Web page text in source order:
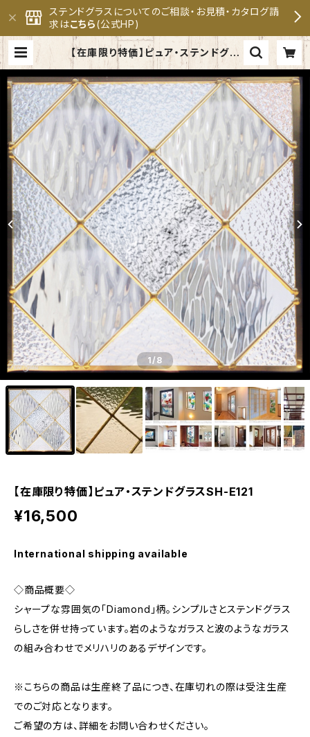
ステンドグラスについてのご相談・お見積・カタログ請
求はこちら(公式HP)
【在庫限り特価】ピュア・ステンドグラ
スSH-E121 | セブンホーム ステン
ドグラス専門メーカー 公式オンライ
ンショップ
1/8
【在庫限り特価】ピュア・ステンドグラスSH-E121
¥16,500
International shipping available
◇商品概要◇
シャープな雰囲気の「Diamond」柄。シンプルさとステンドグラス
らしさを併せ持っています。岩のようなガラスと波のようなガラス
の組み合わせでメリハリのあるデザインです。
※こちらの商品は生産終了品につき、在庫切れの際は受注生産
でのご対応となります。
ご希望の方は、詳細をお問い合わせください。